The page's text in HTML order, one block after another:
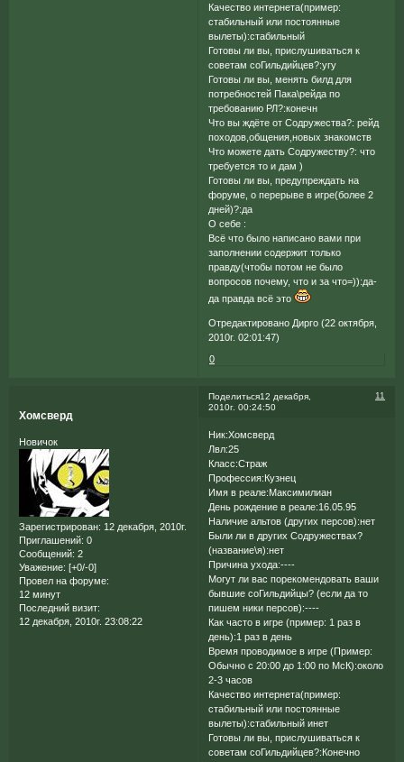
Качество интернета(пример:
стабильный или постоянные
вылеты):стабильный
Готовы ли вы, прислушиваться к
советам соГильдийцев?:угу
Готовы ли вы, менять билд для
потребностей Пака\рейда по
требованию РЛ?:конечн
Что вы ждёте от Содружества?: рейд
походов,общения,новых знакомств
Что можете дать Содружеству?: что
требуется то и дам )
Готовы ли вы, предупреждать на
форуме, о перерыве в игре(более 2
дней)?:да
О себе :
Всё что было написано вами при
заполнении содержит только
правду(чтобы потом не было
вопросов почему, что и за что=)):да-
да правда всё это
Отредактировано Дирго (22 октября,
2010г. 02:01:47)
0
Поделиться 11
12 декабря,
2010г. 00:24:50
Хомсверд
Новичок
Зарегистрирован: 12 декабря, 2010г.
Приглашений: 0
Сообщений: 2
Уважение: [+0/-0]
Провел на форуме:
12 минут
Последний визит:
12 декабря, 2010г. 23:08:22
Ник:Хомсверд
Лвл:25
Класс:Страж
Профессия:Кузнец
Имя в реале:Максимилиан
День рождение в реале:16.05.95
Наличие альтов (других персов):нет
Были ли в других Содружествах?
(название\я):нет
Причина ухода:----
Могут ли вас порекомендовать ваши
бывшие соГильдийцы? (если да то
пишем ники персов):----
Как часто в игре (пример: 1 раз в
день):1 раз в день
Время проводимое в игре (Пример:
Обычно с 20:00 до 1:00 по МсК):около
2-3 часов
Качество интернета(пример:
стабильный или постоянные
вылеты):стабильный инет
Готовы ли вы, прислушиваться к
советам соГильдийцев?:Конечно